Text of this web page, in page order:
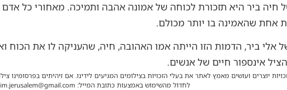
חיה ביר היא תזכורת לכוחה של אמונה אהבה ותמיכה. מאחורי כל
אחת שהאמינה בו יותר מכולם.
אלי ביר, הדמות הזו הייתה אמו האהובה, חיה, שהעניקה לו את הכוח
אינספור חיים של אנשים.
יוצרים ועושים מאמץ לאתר את בעלי הזכויות בצילומים המגיעים לידינו. אם זיהיתים בפרסומינו
לחדול מהשימוש באמצעות כתובת המייל: haredim.jerusalem@gmail.com